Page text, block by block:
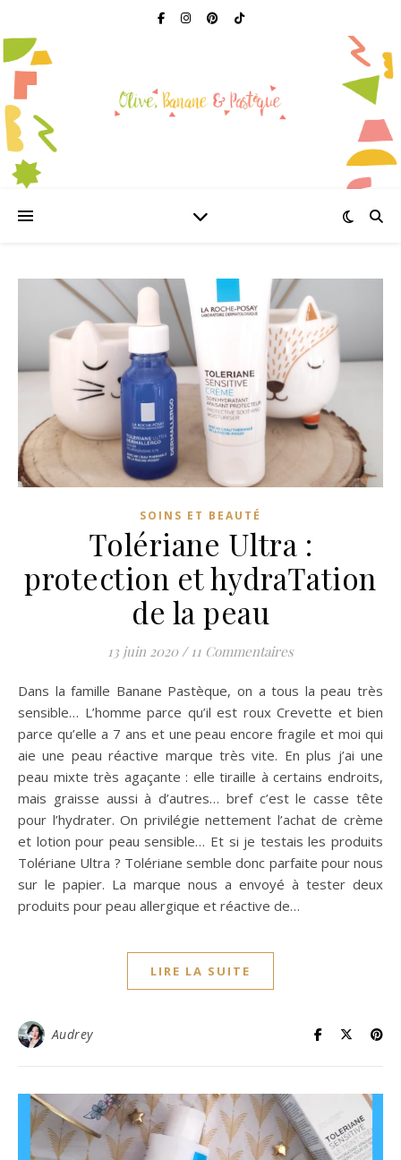
SOINS ET BEAUTÉ
Tolériane Ultra :
protection et hydraTation
de la peau
13 juin 2020 / 11 Commentaires
Dans la famille Banane Pastèque, on a tous la peau très
sensible… L’homme parce qu’il est roux Crevette et bien
parce qu’elle a 7 ans et une peau encore fragile et moi qui
aie une peau réactive marque très vite. En plus j’ai une
peau mixte très agaçante : elle tiraille à certains endroits,
mais graisse aussi à d’autres… bref c’est le casse tête
pour l’hydrater. On privilégie nettement l’achat de crème
et lotion pour peau sensible… Et si je testais les produits
Tolériane Ultra ? Tolériane semble donc parfaite pour nous
sur le papier. La marque nous a envoyé à tester deux
produits pour peau allergique et réactive de…
LIRE LA SUITE
Audrey